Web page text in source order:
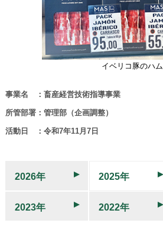
イベリコ豚のハム
事業名 ：畜産経営技術指導事業
所管部署：管理部（企画調整）
活動日 ：令和7年11月7日
2026年 2025年
2023年 2022年